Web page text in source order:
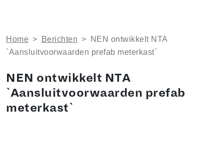
Home > Berichten >
NEN ontwikkelt NTA
`Aansluitvoorwaarden prefab meterkast`
NEN ontwikkelt NTA
`Aansluitvoorwaarden prefab
meterkast`